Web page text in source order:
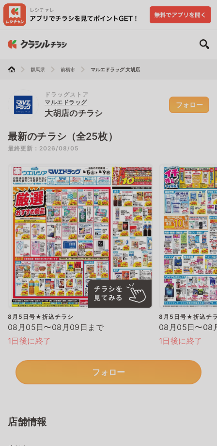
群馬県 前橋市 マルエドラッグ 大胡店
ドラッグストア
マルエドラッグ
大胡店のチラシ
フォロー
最新のチラシ（全25枚）
最終更新：2026/08/05
8月5日号★折込チラシ
08月05日〜08月09日まで
1日後に終了
8月5日号★折込チ
08月05日〜08
1日後に終了
フォロー
店舗情報